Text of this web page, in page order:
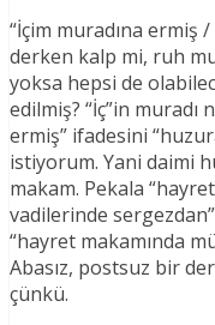
“İçim muradına ermiş
derken kalp mi, ruh
yoksa hepsi de
edilmiş? “İç”in muradı
ermiş” ifadesini
istiyorum. Yani daimi
makam. Pekala
vadilerinde
“hayret makamında
Abasız, postsuz bir
çünkü.